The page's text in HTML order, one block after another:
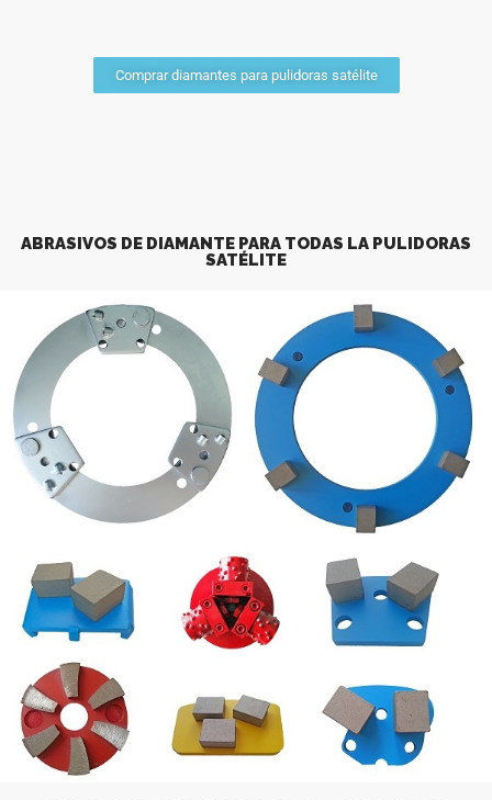
Comprar diamantes para pulidoras satélite
ABRASIVOS DE DIAMANTE PARA TODAS LA PULIDORAS
SATÉLITE